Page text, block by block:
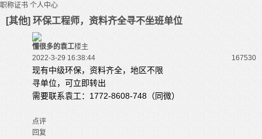
职称证书 个人中心
[其他] 环保工程师，资料齐全寻不坐班单位
懂很多的袁工楼主
2022-3-29 16:38:44
167530
现有中级环保，资料齐全，地区不限
寻单位，可立即转出
需要联系袁工：1772-8608-748（同微）
点评
回复